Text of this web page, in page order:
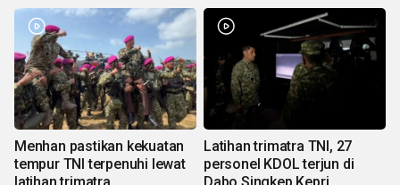
Menhan pastikan kekuatan
tempur TNI terpenuhi lewat
Latihan trimatra TNI, 27
personel KDOL terjun di